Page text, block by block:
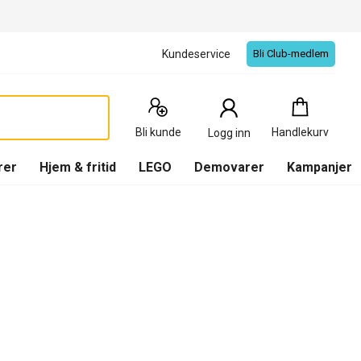
Kundeservice Bli Club-medlem
Bli kunde Logg inn Handlekurv
Handlekurv
0
Produkter
Hjem & fritid LEGO Demovarer Kampanjer